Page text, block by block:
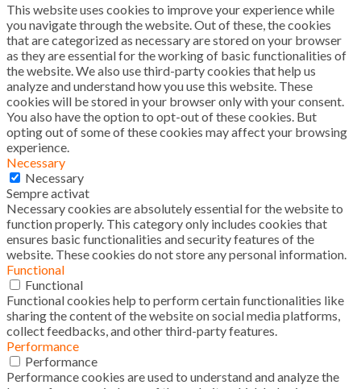
This website uses cookies to improve your experience while
you navigate through the website. Out of these, the cookies
that are categorized as necessary are stored on your browser
as they are essential for the working of basic functionalities of
the website. We also use third-party cookies that help us
analyze and understand how you use this website. These
cookies will be stored in your browser only with your consent.
You also have the option to opt-out of these cookies. But
opting out of some of these cookies may affect your browsing
experience.
Necessary
Necessary
Sempre activat
Necessary cookies are absolutely essential for the website to
function properly. This category only includes cookies that
ensures basic functionalities and security features of the
website. These cookies do not store any personal information.
Functional
Functional
Functional cookies help to perform certain functionalities like
sharing the content of the website on social media platforms,
collect feedbacks, and other third-party features.
Performance
Performance
Performance cookies are used to understand and analyze the